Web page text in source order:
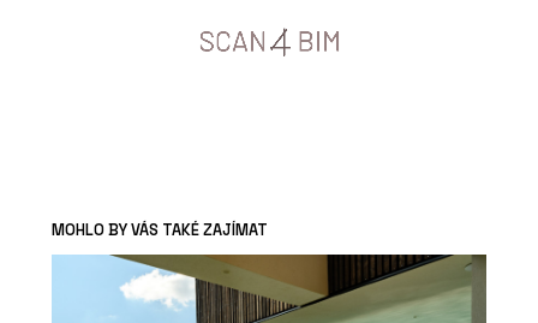
MOHLO BY VÁS TAKÉ ZAJÍMAT